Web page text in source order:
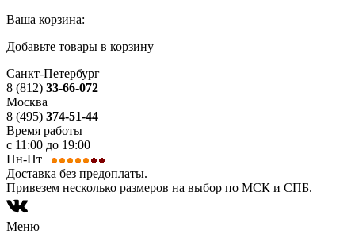
Ваша корзина:
Добавьте товары в корзину
Санкт-Петербург
8 (812) 33-66-072
Москва
8 (495) 374-51-44
Время работы
с 11:00 до 19:00
Пн-Пт
Доставка без предоплаты.
Привезем несколько размеров на выбор по МСК и СПБ.
Меню